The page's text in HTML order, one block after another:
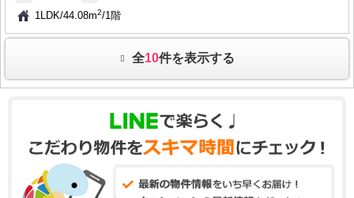
1LDK/44.08m2/1階
全10件を表示する